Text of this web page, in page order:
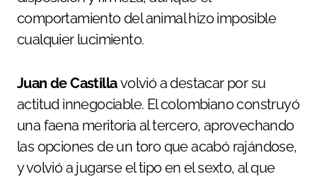
comportamiento del animal hizo imposible
cualquier lucimiento.
Juan de Castillavolvió a destacar por su
actitud innegociable. El colombiano construyó
una faena meritoria al tercero, aprovechando
las opciones de un toro que acabó rajándose,
y volvió a jugarse el tipo en el sexto, al que